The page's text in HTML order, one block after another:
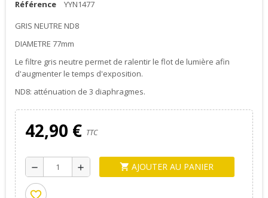
Référence
YYN1477
GRIS NEUTRE ND8
DIAMETRE 77mm
Le filtre gris neutre permet de ralentir le flot de lumière afin
d'augmenter le temps d'exposition.
ND8: atténuation de 3 diaphragmes.
42,90 € TTC
remove add shopping_cart AJOUTER AU PANIER
favorite_border